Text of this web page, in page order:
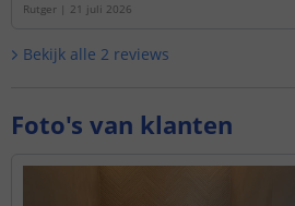
Rutger | 21 juli 2026
Bekijk alle 2 reviews
Foto's van klanten